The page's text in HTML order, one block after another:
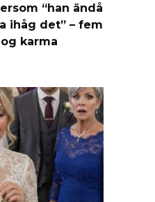
“han ändå
ihåg det” – fem
karma